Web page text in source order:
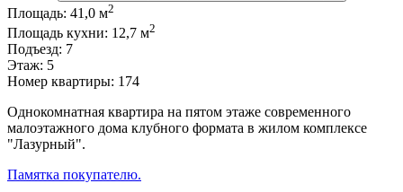
Площадь: 41,0 м2
Площадь кухни: 12,7 м2
Подъезд: 7
Этаж: 5
Номер квартиры: 174
Однокомнатная квартира на пятом этаже современного
малоэтажного дома клубного формата в жилом комплексе
"Лазурный".
Памятка покупателю.